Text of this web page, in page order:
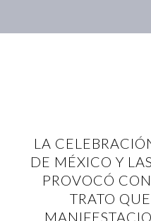
LA
DE MÉXICO Y
PROVOCÓ
TRATO